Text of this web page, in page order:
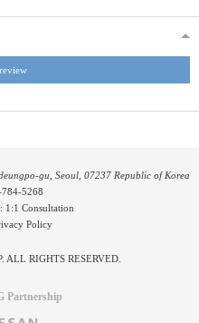
gu, Seoul, 07237 Republic of Korea
5268
: 1:1 Consultation
Policy
ALL RIGHTS RESERVED.
Partnership